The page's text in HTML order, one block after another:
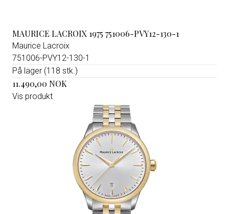
MAURICE LACROIX 1975 751006-PVY12-130-1
Maurice Lacroix
751006-PVY12-130-1
På lager (118 stk.)
11.490,00 NOK
Vis produkt